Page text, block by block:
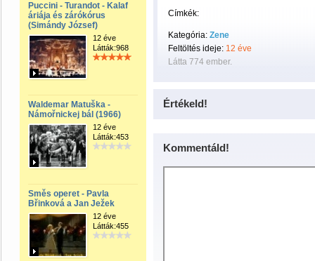
Puccini - Turandot - Kalaf
áriája és zárókórus
(Simándy József)
12 éve
Látták:968
Waldemar Matuška -
Námořnickej bál (1966)
12 éve
Látták:453
Směs operet - Pavla
Břinková a Jan Ježek
12 éve
Látták:455
Címkék:
Kategória: Zene
Feltöltés ideje: 12 éve
Látta 774 ember.
Értékeld!
Kommentáld!